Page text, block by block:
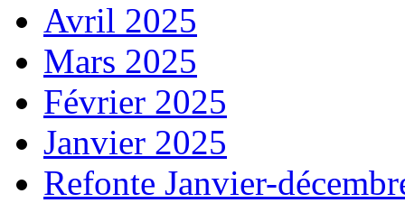
Avril 2025
Mars 2025
Février 2025
Janvier 2025
Refonte Janvier-